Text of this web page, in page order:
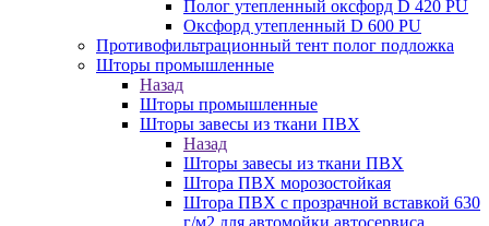
Полог утепленный оксфорд D 420 PU
Оксфорд утепленный D 600 PU
Противофильтрационный тент полог подложка
Шторы промышленные
Назад
Шторы промышленные
Шторы завесы из ткани ПВХ
Назад
Шторы завесы из ткани ПВХ
Штора ПВХ морозостойкая
Штора ПВХ с прозрачной вставкой 630
г/м2 для автомойки автосервиса